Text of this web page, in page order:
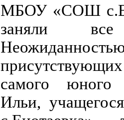
МБОУ «СОШ
заняли
самого юного
Ильи,